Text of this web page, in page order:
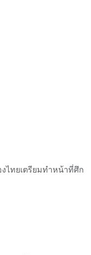
ไทยเตรียมทำหน้าที่ศึก